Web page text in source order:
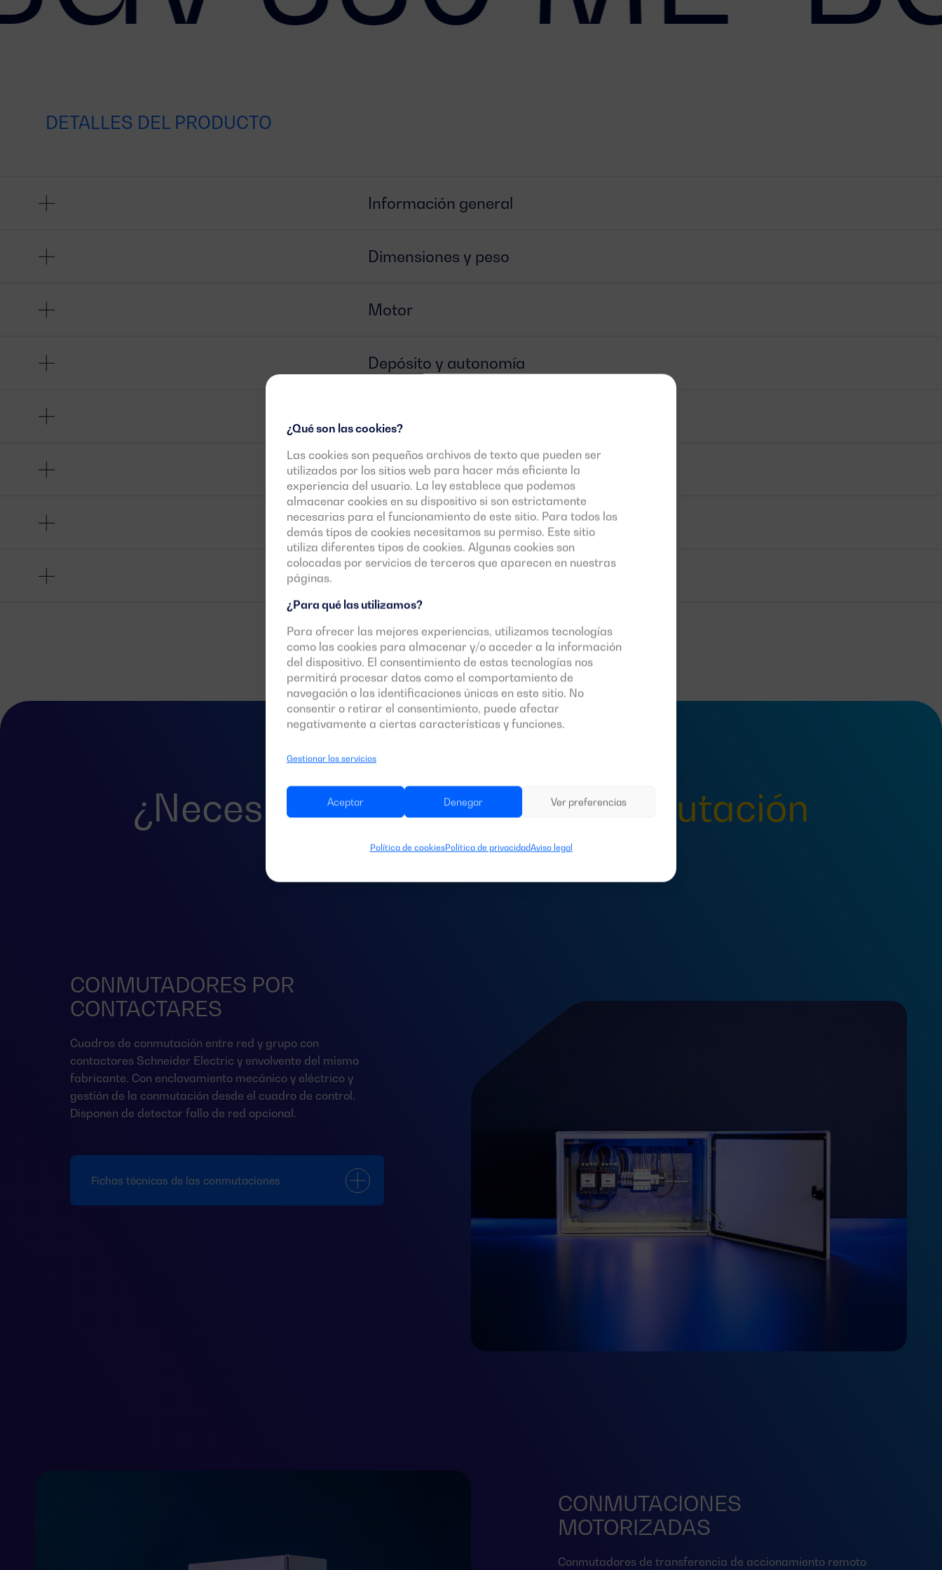
¿Qué son las cookies?
Las cookies son pequeños archivos de texto que pueden ser
utilizados por los sitios web para hacer más eficiente la
experiencia del usuario. La ley establece que podemos
almacenar cookies en su dispositivo si son estrictamente
necesarias para el funcionamiento de este sitio. Para todos los
demás tipos de cookies necesitamos su permiso. Este sitio
utiliza diferentes tipos de cookies. Algunas cookies son
colocadas por servicios de terceros que aparecen en nuestras
páginas.
¿Para qué las utilizamos?
Para ofrecer las mejores experiencias, utilizamos tecnologías
como las cookies para almacenar y/o acceder a la información
del dispositivo. El consentimiento de estas tecnologías nos
permitirá procesar datos como el comportamiento de
navegación o las identificaciones únicas en este sitio. No
consentir o retirar el consentimiento, puede afectar
negativamente a ciertas características y funciones.
Gestionar los servicios
Aceptar Denegar Ver preferencias
Política de cookiesPolítica de privacidadAviso legal
DETALLES DEL PRODUCTO
Información general
Dimensiones y peso
Motor
Depósito y autonomía
Interruptor
Centralita
Documentos descargables
¿Necesitas uncuadro de conmutación
para tu instalación?
CONMUTADORES POR
CONTACTARES
Cuadros de conmutación entre red y grupo con
contactores Schneider Electric y envolvente del mismo
fabricante. Con enclavamiento mecánico y eléctrico y
gestión de la conmutación desde el cuadro de control.
Disponen de detector fallo de red opcional.
Fichas técnicas de las conmutaciones
CONMUTACIONES
MOTORIZADAS
Conmutadores de transferencia de accionamiento remoto